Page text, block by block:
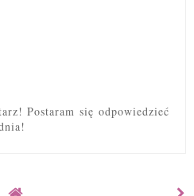
Postaram się odpowiedzieć